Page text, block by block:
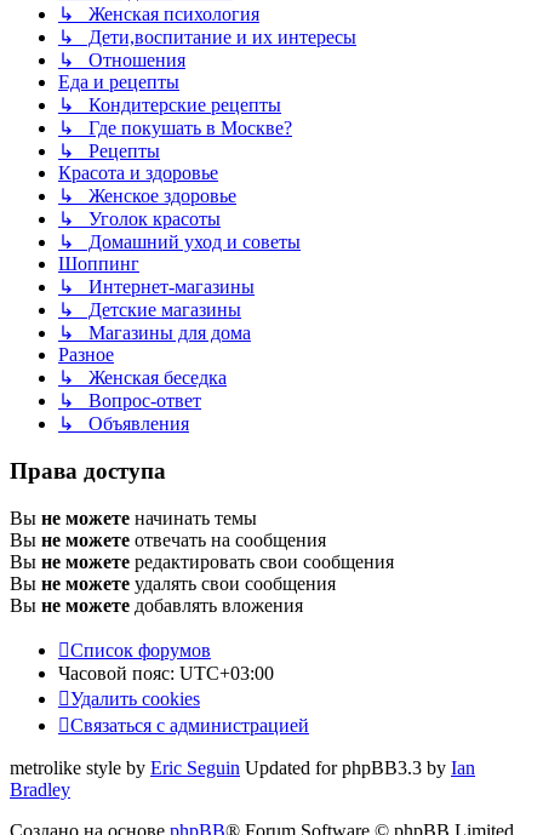
↳ Женская психология
↳ Дети,воспитание и их интересы
↳ Отношения
Еда и рецепты
↳ Кондитерские рецепты
↳ Где покушать в Москве?
↳ Рецепты
Красота и здоровье
↳ Женское здоровье
↳ Уголок красоты
↳ Домашний уход и советы
Шоппинг
↳ Интернет-магазины
↳ Детские магазины
↳ Магазины для дома
Разное
↳ Женская беседка
↳ Вопрос-ответ
↳ Объявления
Права доступа
Вы не можете начинать темы
Вы не можете отвечать на сообщения
Вы не можете редактировать свои сообщения
Вы не можете удалять свои сообщения
Вы не можете добавлять вложения
Список форумов
Часовой пояс: UTC+03:00
Удалить cookies
Связаться с администрацией
metrolike style by Eric Seguin Updated for phpBB3.3 by Ian
Bradley
Создано на основе phpBB® Forum Software © phpBB Limited